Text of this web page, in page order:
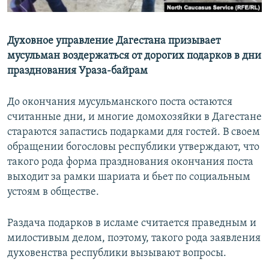
Все сайты РСЕ/РС
Духовное управление Дагестана призывает
мусульман воздержаться от дорогих подарков в дни
празднования Ураза-байрам
До окончания мусульманского поста остаются
считанные дни, и многие домохозяйки в Дагестане
стараются запастись подарками для гостей. В своем
обращении богословы республики утверждают, что
такого рода форма празднования окончания поста
выходит за рамки шариата и бьет по социальным
устоям в обществе.
Раздача подарков в исламе считается праведным и
милостивым делом, поэтому, такого рода заявления
духовенства республики вызывают вопросы.